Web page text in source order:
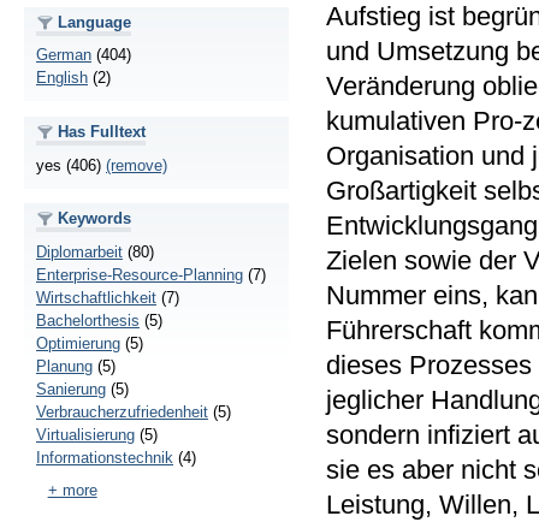
Language
German (404)
English (2)
Has Fulltext
yes (406) (remove)
Keywords
Diplomarbeit (80)
Enterprise-Resource-Planning (7)
Wirtschaftlichkeit (7)
Bachelorthesis (5)
Optimierung (5)
Planung (5)
Sanierung (5)
Verbraucherzufriedenheit (5)
Virtualisierung (5)
Informationstechnik (4)
+ more
Aufstieg ist
und Umsetzung
Veränderung
kumulativen Pro-
Organisation und
Großartigkeit
Zielen sowie der
Nummer eins,
Führerschaft
dieses
jeglicher
sondern infiziert
sie es aber nicht
Leistung, Willen,